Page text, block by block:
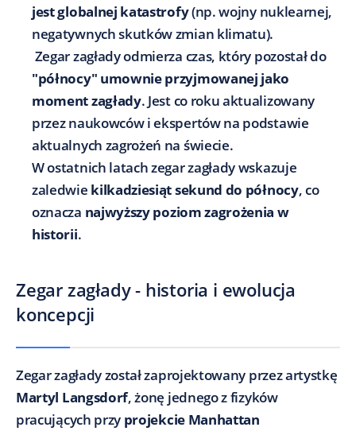
jest globalnej katastrofy(np. wojny nuklearnej,
negatywnych skutków zmian klimatu).
Zegar zagłady odmierza czas, który pozostał do
"północy" umownie przyjmowanej jako
moment zagłady. Jest co roku aktualizowany
przez naukowców i ekspertów na podstawie
aktualnych zagrożeń na świecie.
W ostatnich latach zegar zagłady wskazuje
zaledwie kilkadziesiąt sekund do północy, co
oznacza najwyższy poziom zagrożenia w
historii.
Zegar zagłady - historia i ewolucja
koncepcji
Zegar zagłady został zaprojektowany przez artystkę
Martyl Langsdorf, żonę jednego z fizyków
pracujących przy projekcie Manhattan